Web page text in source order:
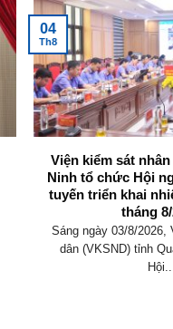
Viện kiểm sát
Ninh tổ chức Hội
tuyến triển khai
tháng
Sáng ngày 03/8/2026,
dân (VKSND) tỉnh
04
Th8